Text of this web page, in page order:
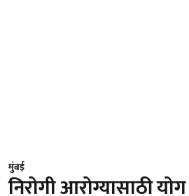
मुंबई
निरोगी आरोग्यासाठी